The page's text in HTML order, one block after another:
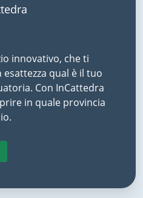
innovativo, che ti
qual è il tuo
Con InCattedra
in quale provincia